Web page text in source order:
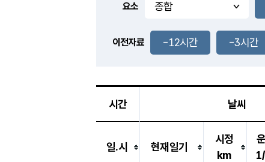
0.2
-
요소
이전자료 -12시간 -3시간
시간 날씨
일.시 현재일기
시정
km